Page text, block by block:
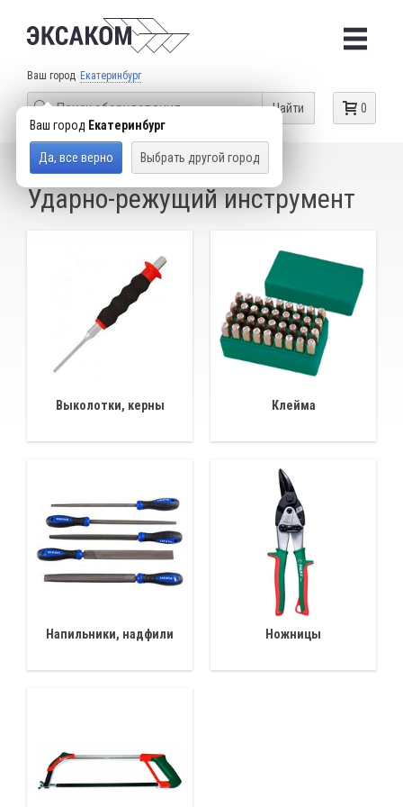
Ваш город Екатеринбург
Ваш город Екатеринбург
Да, все верно Выбрать другой город
0
Найти
КАТАЛОГ ТОВАРОВ СЛЕСАРНЫЙ ИНСТРУМЕНТ
Ударно-режущий инструмент
Выколотки, керны Клейма
Напильники, надфили Ножницы